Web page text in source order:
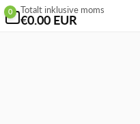
0
artiklar
Totalt inklusive moms
€0.00 EUR